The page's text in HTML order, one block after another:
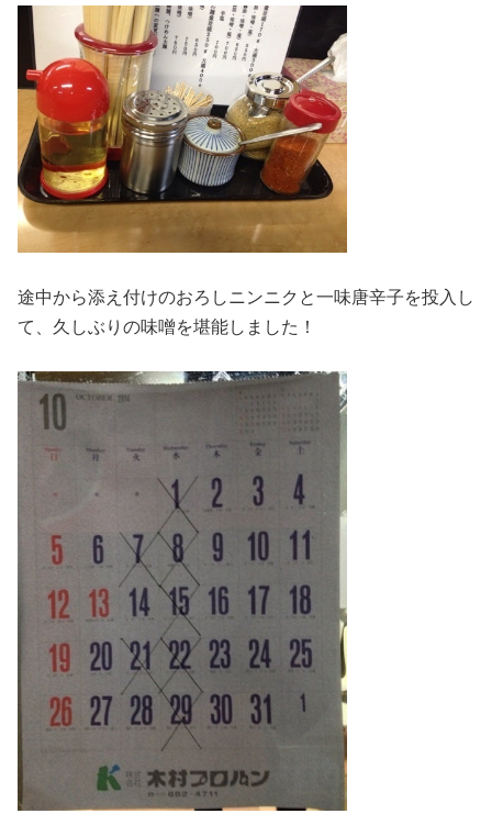
途中から添え付けのおろしニンニクと一味唐辛子を投入し
て、久しぶりの味噌を堪能しました！